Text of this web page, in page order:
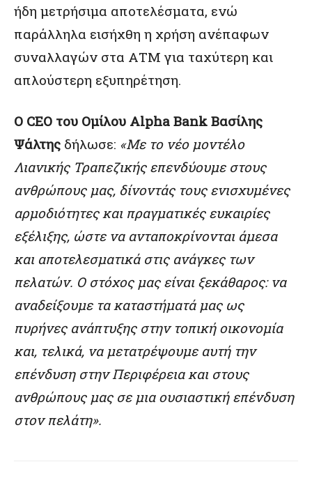
ήδη μετρήσιμα αποτελέσματα, ενώ
παράλληλα εισήχθη η χρήση ανέπαφων
συναλλαγών στα ΑΤΜ για ταχύτερη και
απλούστερη εξυπηρέτηση.
Ο CEO του Ομίλου Alpha Bank Βασίλης
Ψάλτης δήλωσε: «Με το νέο μοντέλο
Λιανικής Τραπεζικής επενδύουμε στους
ανθρώπους μας, δίνοντάς τους ενισχυμένες
αρμοδιότητες και πραγματικές ευκαιρίες
εξέλιξης, ώστε να ανταποκρίνονται άμεσα
και αποτελεσματικά στις ανάγκες των
πελατών. Ο στόχος μας είναι ξεκάθαρος: να
αναδείξουμε τα καταστήματά μας ως
πυρήνες ανάπτυξης στην τοπική οικονομία
και, τελικά, να μετατρέψουμε αυτή την
επένδυση στην Περιφέρεια και στους
ανθρώπους μας σε μια ουσιαστική επένδυση
στον πελάτη».